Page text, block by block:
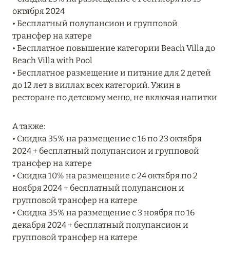
MARCH GRAND ESCAPE: ПРЕДЛОЖЕНИЕ ОТ Á
LA CARTE PREMIUM ПО ОТЕЛЮ WALDORF
ASTORIA MALDIVES ITHAAFUSHI, МАЛЬДИВЫ
Подробнее
12 ноября 2025
Подробнее
13 мая 2025
ЗАБРОНИРУЙТЕ FOUR SEASONS RESORT
DUBAI AT JUMEIRAH BEACH ПО ЛУЧШИМ
ЦЕНАМ
Подробнее
октября 2024
• Бесплатный полупансион и групповой
трансфер на катере
• Бесплатное повышение категории Beach Villa до
Beach Villa with Pool
• Бесплатное размещение и питание для 2 детей
до 12 лет в виллах всех категорий. Ужин в
ресторане по детскому меню, не включая напитки
А также:
• Скидка 35% на размещение с 16 по 23 октября
2024 + бесплатный полупансион и групповой
трансфер на катере
• Скидка 10% на размещение с 24 октября по 2
ноября 2024 + бесплатный полупансион и
групповой трансфер на катере
• Скидка 35% на размещение с 3 ноября по 16
декабря 2024 + бесплатный полупансион и
групповой трансфер на катере